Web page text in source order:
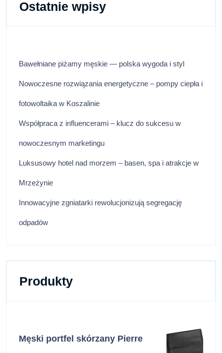
Ostatnie wpisy
Bawełniane piżamy męskie — polska wygoda i styl
Nowoczesne rozwiązania energetyczne – pompy ciepła i
fotowoltaika w Koszalinie
Współpraca z influencerami – klucz do sukcesu w
nowoczesnym marketingu
Luksusowy hotel nad morzem – basen, spa i atrakcje w
Mrzeżynie
Innowacyjne zgniatarki rewolucjonizują segregację
odpadów
Produkty
Męski portfel skórzany Pierre